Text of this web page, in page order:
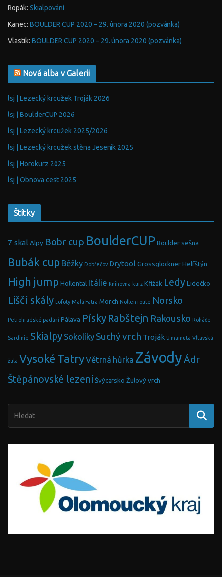
Ropák: Skialpování
Kanec: BOULDER CUP 2020 – 29. února 2020 (pozvánka)
Vlastik: BOULDER CUP 2020 – 29. února 2020 (pozvánka)
Nová alba v Galerii
lsj | Lezecký kroužek Troják 2026
lsj | BoulderCUP 2026
lsj | Lezecký kroužek 2025/2026
lsj | Lezecký kroužek stěna Jeseník 2025
lsj | Horokurz 2025
lsj | Obnova cest 2025
Štítky
7 skal Alpy Bobr cup BoulderCUP Boulder sešna
Bubák cup Běžky Dobřečov Drytool Grossglockner Helfštýn
High jump Hollental Itálie Knihovna kurz Křížák Ledy Lidečko
Liščí skály Lofoty Malá Fatra Mönch Nollen route Norsko
Petrohradské padání Pálava Písky Rabštejn Rakousko Roháče
Sardinie Skialpy Sokolíky Suchý vrch Troják U mamuta Vltavská
žula Vysoké TatryVětrná hůrka ZávodyÁdr
Štěpánovské lezení Švýcarsko Žulový vrch